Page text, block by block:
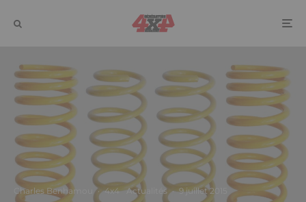
Charles Benhamou · 4x4 Actualités · 9 juillet 2015